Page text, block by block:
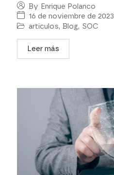
By Enrique Polanco
16 de noviembre de 2023
articulos, Blog, SOC
Leer más